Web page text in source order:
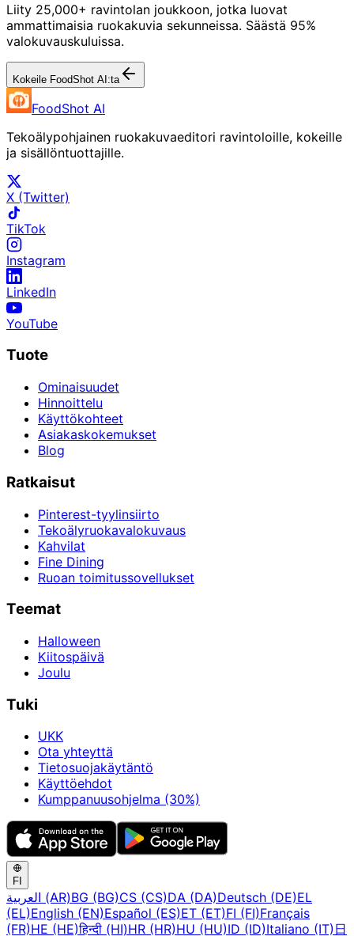
Liity 25,000+ ravintolan joukkoon, jotka luovat
ammattimaisia ruokakuvia sekunneissa. Säästä 95%
valokuvauskuluissa.
Kokeile FoodShot AI:ta
FoodShot AI
Tekoälypohjainen ruokakuvaeditori ravintoloille, kokeille
ja sisällöntuottajille.
X (Twitter)
TikTok
Instagram
LinkedIn
YouTube
Tuote
Ominaisuudet
Hinnoittelu
Käyttökohteet
Asiakaskokemukset
Blog
Ratkaisut
Pinterest-tyylinsiirto
Tekoälyruokavalokuvaus
Kahvilat
Fine Dining
Ruoan toimitussovellukset
Teemat
Halloween
Kiitospäivä
Joulu
Tuki
UKK
Ota yhteyttä
Tietosuojakäytäntö
Käyttöehdot
Kumppanuusohjelma (30%)
FI
العربية (AR)BG (BG)CS (CS)DA (DA)Deutsch (DE)EL
(EL)English (EN)Español (ES)ET (ET)FI (FI)Français
(FR)HE (HE)हिन्दी (HI)HR (HR)HU (HU)ID (ID)Italiano (IT) 日